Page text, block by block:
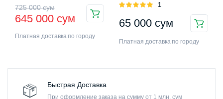
Быстрая Доставка
При оформление заказа на сумму от 1 млн. сум
725 000сум
645 000 сум
Платная доставка по городу
Dispenser
Оценка
1
65 000 сум
Платная доставка по городу